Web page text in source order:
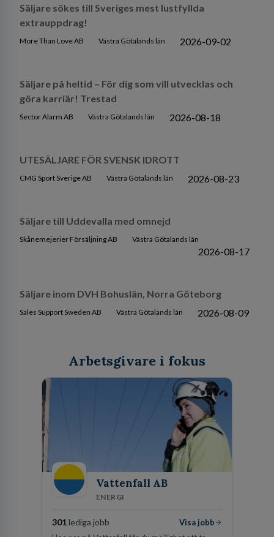
Säljare sökes till Sveriges mest lustfyllda
extrauppdrag!
More Than Love AB Västra Götalands län 2026-09-02
Säljare på heltid – För dig som vill utvecklas och
göra karriär! Trestad
Sector Alarm AB Västra Götalands län 2026-08-18
UTESÄLJARE FÖR SVENSK IDROTT
CMG Sport Sverige AB Västra Götalands län 2026-08-23
Säljare till Uddevalla med omnejd
Skånemejerier Försäljning AB Västra Götalands län
2026-08-17
Säljare inom DVH Bohuslän, Norra Göteborg
Sales Support Sweden AB Västra Götalands län 2026-08-09
Arbetsgivare i fokus
Vattenfall AB
ENERGI
301lediga jobb
Visa jobb